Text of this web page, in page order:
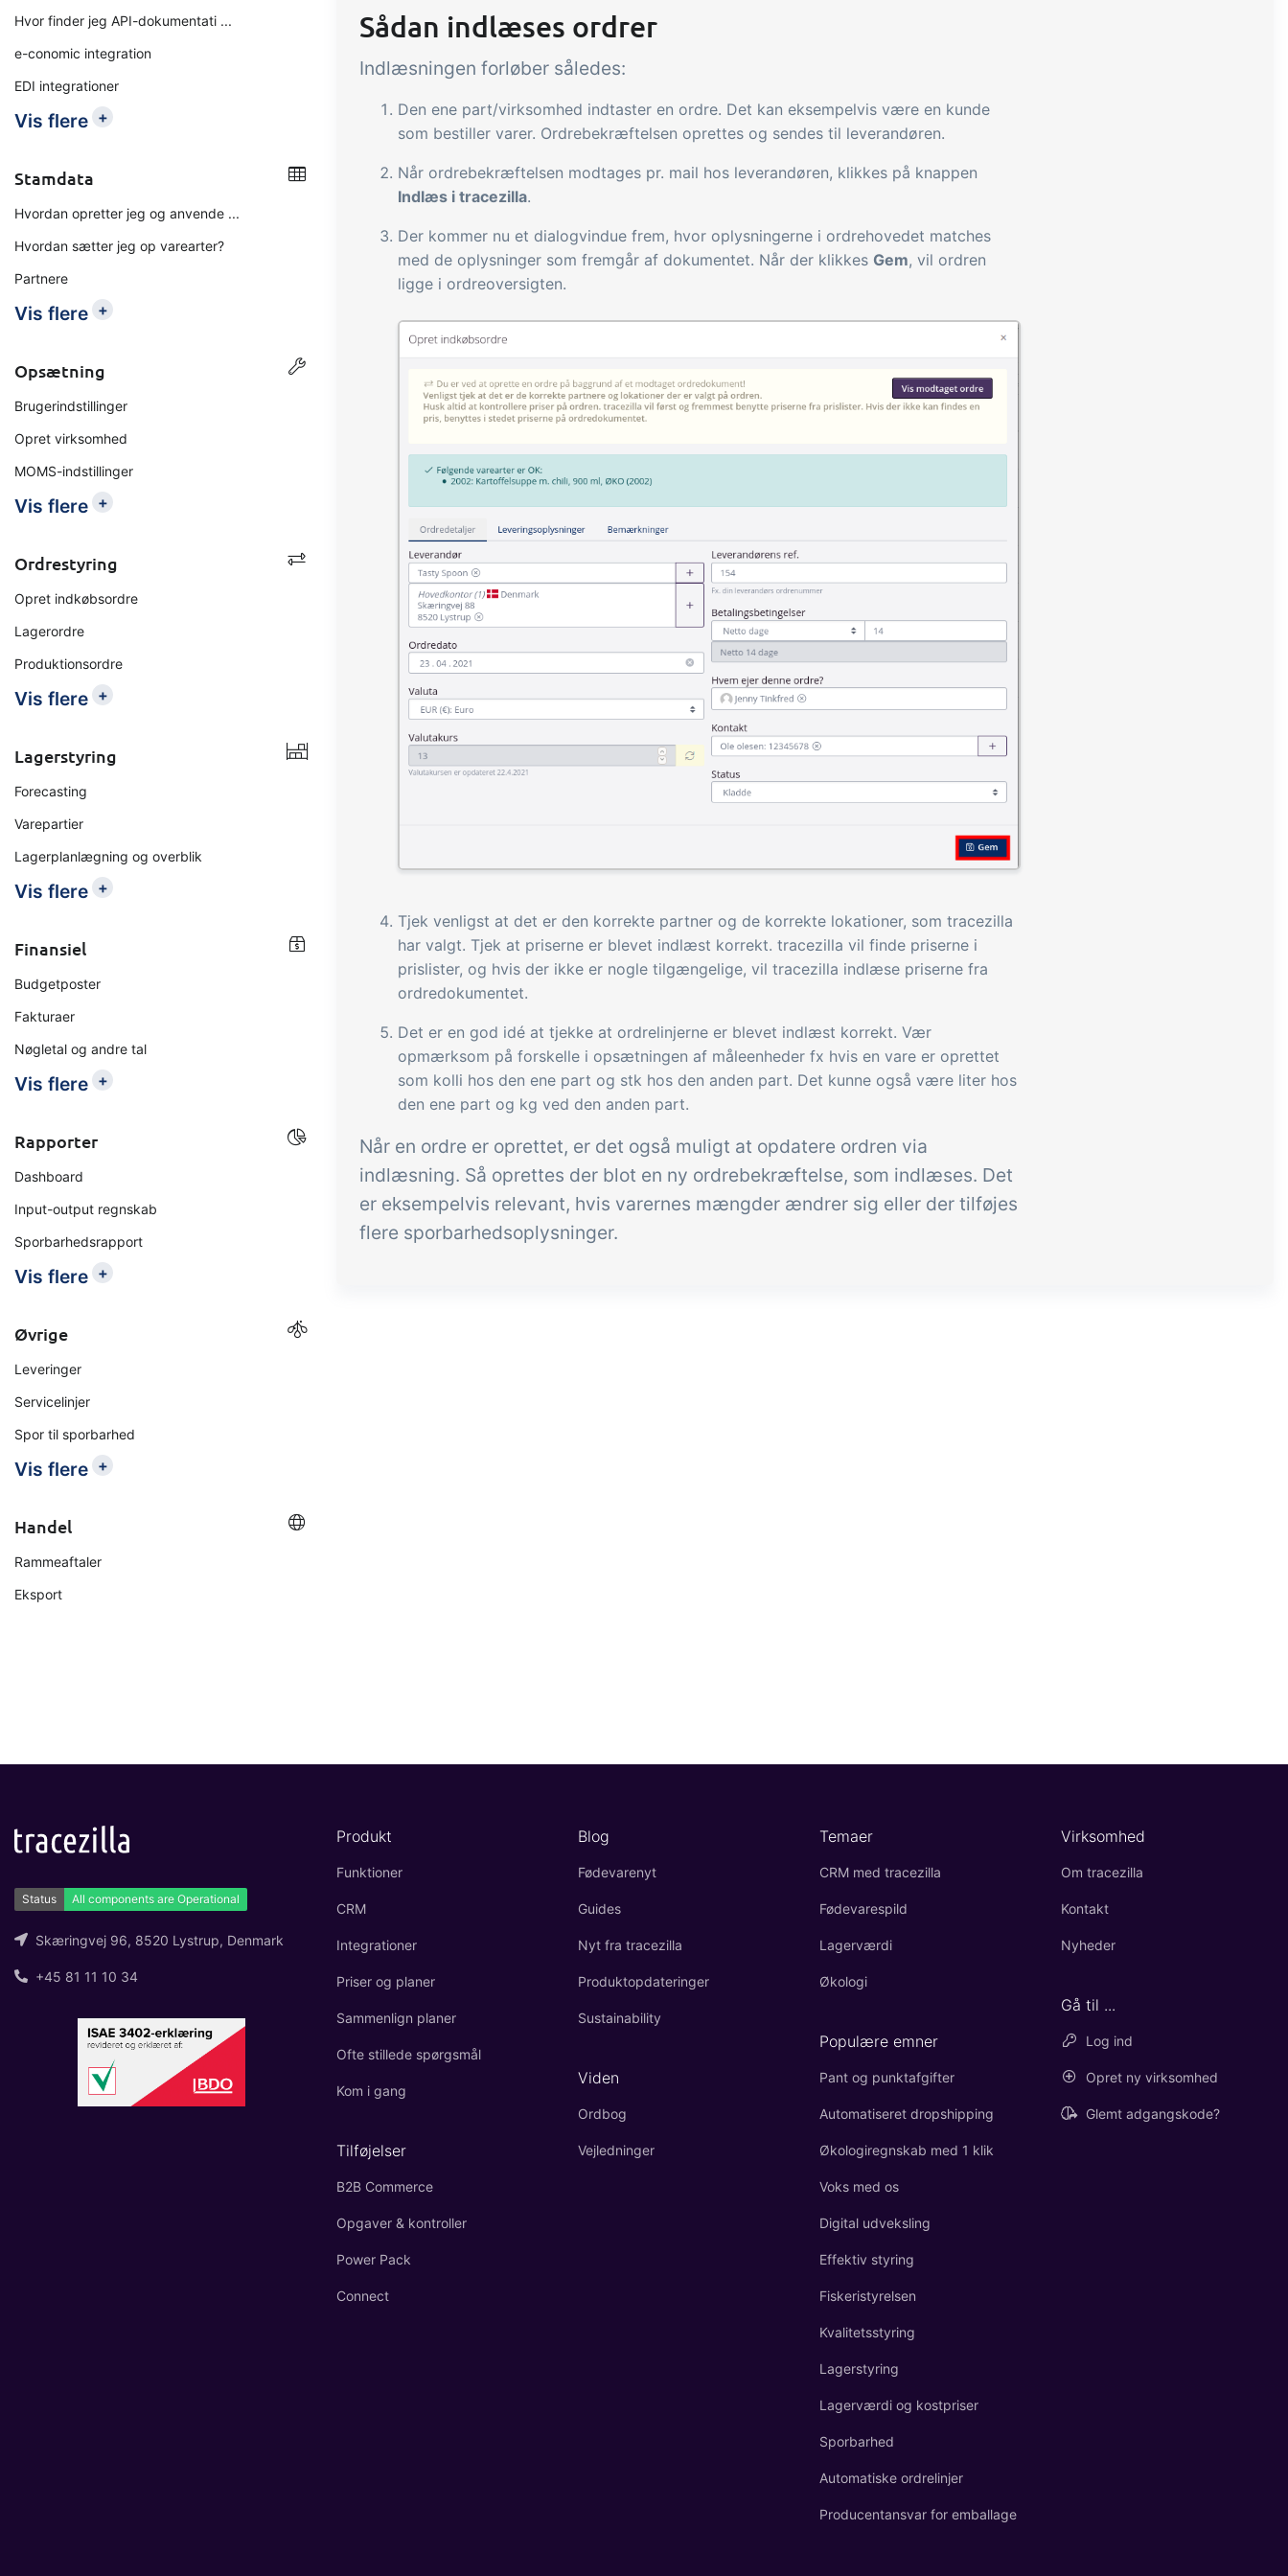
Hvor finder jeg API-dokumentati ...
e-conomic integration
EDI integrationer
Vis flere +
Stamdata
Hvordan opretter jeg og anvende ...
Hvordan sætter jeg op varearter?
Partnere
Vis flere +
Opsætning
Brugerindstillinger
Opret virksomhed
MOMS-indstillinger
Vis flere +
Ordrestyring
Opret indkøbsordre
Lagerordre
Produktionsordre
Vis flere +
Lagerstyring
Forecasting
Varepartier
Lagerplanlægning og overblik
Vis flere +
Finansiel
Budgetposter
Fakturaer
Nøgletal og andre tal
Vis flere +
Rapporter
Dashboard
Input-output regnskab
Sporbarhedsrapport
Vis flere +
Øvrige
Leveringer
Servicelinjer
Spor til sporbarhed
Vis flere +
Handel
Rammeaftaler
Eksport
Sådan indlæses ordrer
Indlæsningen forløber således:
Den ene part/virksomhed indtaster en ordre. Det kan eksempelvis være en kunde
som bestiller varer. Ordrebekræftelsen oprettes og sendes til leverandøren.
Når ordrebekræftelsen modtages pr. mail hos leverandøren, klikkes på knappen
Indlæs i tracezilla.
Der kommer nu et dialogvindue frem, hvor oplysningerne i ordrehovedet matches
med de oplysninger som fremgår af dokumentet. Når der klikkes Gem, vil ordren
ligge i ordreoversigten.
Tjek venligst at det er den korrekte partner og de korrekte lokationer, som tracezilla
har valgt. Tjek at priserne er blevet indlæst korrekt. tracezilla vil finde priserne i
prislister, og hvis der ikke er nogle tilgængelige, vil tracezilla indlæse priserne fra
ordredokumentet.
Det er en god idé at tjekke at ordrelinjerne er blevet indlæst korrekt. Vær
opmærksom på forskelle i opsætningen af måleenheder fx hvis en vare er oprettet
som kolli hos den ene part og stk hos den anden part. Det kunne også være liter hos
den ene part og kg ved den anden part.
Når en ordre er oprettet, er det også muligt at opdatere ordren via
indlæsning. Så oprettes der blot en ny ordrebekræftelse, som indlæses. Det
er eksempelvis relevant, hvis varernes mængder ændrer sig eller der tilføjes
flere sporbarhedsoplysninger.
Skæringvej 96, 8520 Lystrup, Denmark
+45 81 11 10 34
Produkt
Funktioner
CRM
Integrationer
Priser og planer
Sammenlign planer
Ofte stillede spørgsmål
Kom i gang
Tilføjelser
B2B Commerce
Opgaver & kontroller
Power Pack
Connect
Blog
Fødevarenyt
Guides
Nyt fra tracezilla
Produktopdateringer
Sustainability
Viden
Ordbog
Vejledninger
Temaer
CRM med tracezilla
Fødevarespild
Lagerværdi
Økologi
Populære emner
Pant og punktafgifter
Automatiseret dropshipping
Økologiregnskab med 1 klik
Voks med os
Digital udveksling
Effektiv styring
Fiskeristyrelsen
Kvalitetsstyring
Lagerstyring
Lagerværdi og kostpriser
Sporbarhed
Automatiske ordrelinjer
Producentansvar for emballage
Virksomhed
Om tracezilla
Kontakt
Nyheder
Gå til ...
Log ind
Opret ny virksomhed
Glemt adgangskode?